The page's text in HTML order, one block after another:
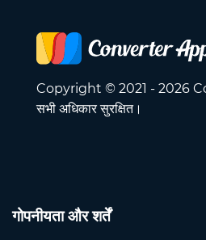
Copyright © 2021 - 2026
सभी अधिकार सुरक्षित।
गोपनीयता और शर्तें